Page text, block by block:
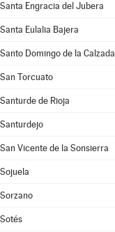
Santa Engracia del Jubera
Santa Eulalia Bajera
Santo Domingo de la Calzada
San Torcuato
Santurde de Rioja
Santurdejo
San Vicente de la Sonsierra
Sojuela
Sorzano
Sotés